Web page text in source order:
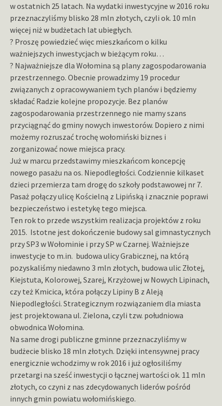
w ostatnich 25 latach. Na wydatki inwestycyjne w 2016 roku
przeznaczyliśmy blisko 28 mln złotych, czyli ok. 10 mln
więcej niż w budżetach lat ubiegłych.
? Proszę powiedzieć więc mieszkańcom o kilku
ważniejszych inwestycjach w bieżącym roku…
? Najważniejsze dla Wołomina są plany zagospodarowania
przestrzennego. Obecnie prowadzimy 19 procedur
związanych z opracowywaniem tych planów i będziemy
składać Radzie kolejne propozycje. Bez planów
zagospodarowania przestrzennego nie mamy szans
przyciągnąć do gminy nowych inwestorów. Dopiero z nimi
możemy rozruszać trochę wołomiński biznes i
zorganizować nowe miejsca pracy.
Już w marcu przedstawimy mieszkańcom koncepcję
nowego pasażu na os. Niepodległości. Codziennie kilkaset
dzieci przemierza tam drogę do szkoły podstawowej nr 7.
Pasaż połączy ulicę Kościelną z Lipińską i znacznie poprawi
bezpieczeństwo i estetykę tego miejsca.
Ten rok to przede wszystkim realizacja projektów z roku
2015. Istotne jest dokończenie budowy sal gimnastycznych
przy SP3 w Wołominie i przy SP w Czarnej. Ważniejsze
inwestycje to m.in. budowa ulicy Grabicznej, na którą
pozyskaliśmy niedawno 3 mln złotych, budowa ulic Złotej,
Kiejstuta, Kolorowej, Szarej, Krzyżowej w Nowych Lipinach,
czy też Kmicica, która połączy Lipiny B z Aleją
Niepodległości. Strategicznym rozwiązaniem dla miasta
jest projektowana ul. Zielona, czyli tzw. południowa
obwodnica Wołomina.
Na same drogi publiczne gminne przeznaczyliśmy w
budżecie blisko 18 mln złotych. Dzięki intensywnej pracy
energicznie wchodzimy w rok 2016 i już ogłosiliśmy
przetargi na sześć inwestycji o łącznej wartości ok. 11 mln
złotych, co czyni z nas zdecydowanych liderów pośród
innych gmin powiatu wołomińskiego.